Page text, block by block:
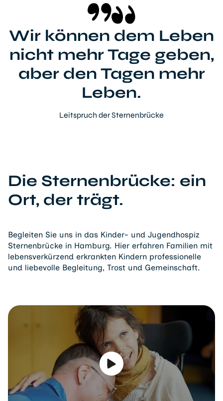
Wir können dem Leben
nicht mehr Tage geben,
aber den Tagen mehr
Leben.
Leitspruch der Sternenbrücke
Die Sternenbrücke: ein
Ort, der trägt.
Begleiten Sie uns in das Kinder- und Jugendhospiz
Sternenbrücke in Hamburg. Hier erfahren Familien mit
lebensverkürzend erkrankten Kindern professionelle
und liebevolle Begleitung, Trost und Gemeinschaft.
Video abspielen